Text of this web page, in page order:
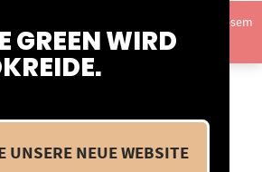
GREEN WIRD
UNSERE NEUE WEBSITE
befinden wir uns im Betriebsurlaub. In diesem
kein Versand statt.Ausblenden